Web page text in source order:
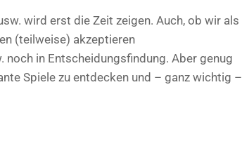
wird erst die Zeit zeigen. Auch, ob wir als
(teilweise) akzeptieren
in Entscheidungsfindung. Aber genug
Spiele zu entdecken und – ganz wichtig –